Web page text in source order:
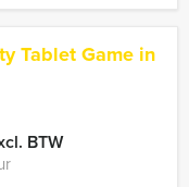
Tablet Game in
BTW